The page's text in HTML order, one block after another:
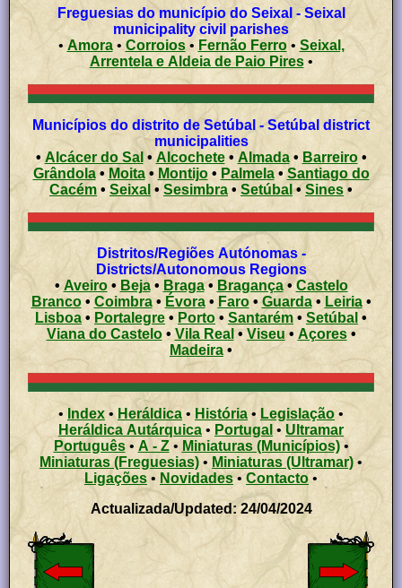
Freguesias do município do Seixal - Seixal
municipality civil parishes
• Amora• Corroios• Fernão Ferro• Seixal,
Arrentela e Aldeia de Paio Pires•
Municípios do distrito de Setúbal - Setúbal district
municipalities
• Alcácer do Sal • Alcochete• Almada• Barreiro•
Grândola• Moita• Montijo• Palmela• Santiago do
Cacém • Seixal •Sesimbra • Setúbal • Sines •
Distritos/Regiões Autónomas -
Districts/Autonomous Regions
• Aveiro• Beja• Braga• Bragança•Castelo
Branco• Coimbra• Évora• Faro• Guarda• Leiria•
Lisboa • Portalegre • Porto • Santarém • Setúbal •
Viana do Castelo• Vila Real •Viseu • Açores•
Madeira •
• Index • Heráldica • História • Legislação •
Heráldica Autárquica • Portugal •Ultramar
Português• A - Z• Miniaturas (Municípios)•
Miniaturas (Freguesias) • Miniaturas (Ultramar) •
Ligações • Novidades•Contacto•
Actualizada/Updated: 24/04/2024